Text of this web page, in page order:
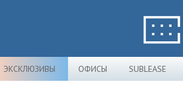
ЭКСКЛЮЗИВЫ ОФИСЫ SUBLEASE